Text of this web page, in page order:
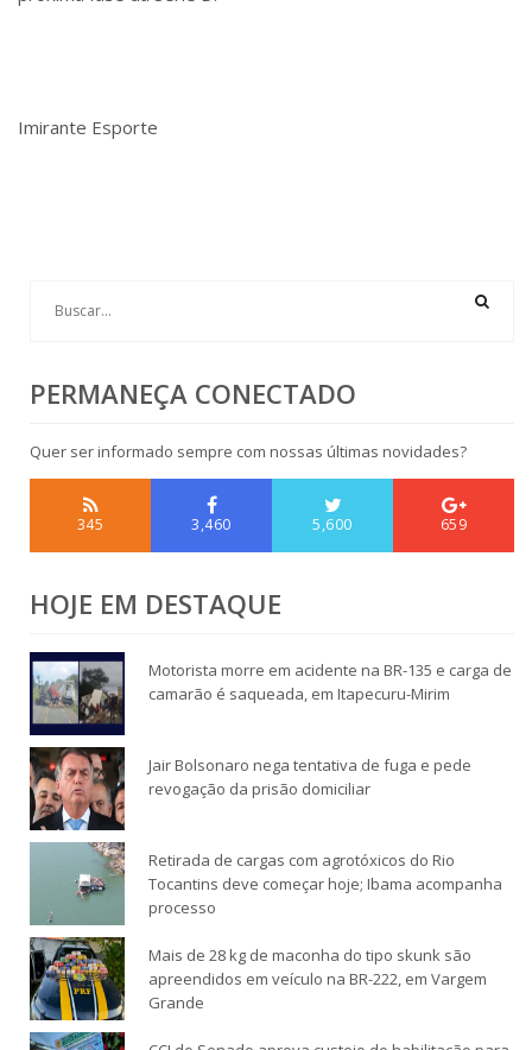
Imirante Esporte
PERMANEÇA CONECTADO
Quer ser informado sempre com nossas últimas novidades?
345 3,460 5,600 659
HOJE EM DESTAQUE
Motorista morre em acidente na BR-135 e carga de
camarão é saqueada, em Itapecuru-Mirim
Jair Bolsonaro nega tentativa de fuga e pede
revogação da prisão domiciliar
Retirada de cargas com agrotóxicos do Rio
Tocantins deve começar hoje; Ibama acompanha
processo
Mais de 28 kg de maconha do tipo skunk são
apreendidos em veículo na BR-222, em Vargem
Grande